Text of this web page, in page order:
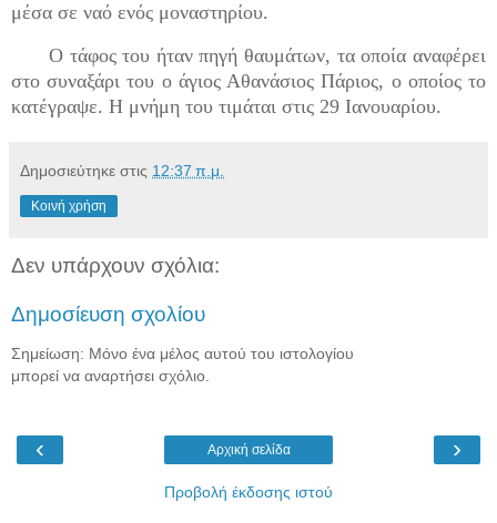
μέσα σε ναό ενός μοναστηρίου.
Ο τάφος του ήταν πηγή θαυμάτων, τα οποία αναφέρει
στο συναξάρι του ο άγιος Αθανάσιος Πάριος, ο οποίος το
κατέγραψε. Η μνήμη του τιμάται στις 29 Ιανουαρίου.
Δημοσιεύτηκε στις 12:37 π.μ.
Κοινή χρήση
Δεν υπάρχουν σχόλια:
Δημοσίευση σχολίου
Σημείωση: Μόνο ένα μέλος αυτού του ιστολογίου
μπορεί να αναρτήσει σχόλιο.
‹ ›
Αρχική σελίδα
Προβολή έκδοσης ιστού